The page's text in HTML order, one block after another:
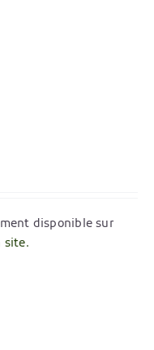
disponible sur
site.